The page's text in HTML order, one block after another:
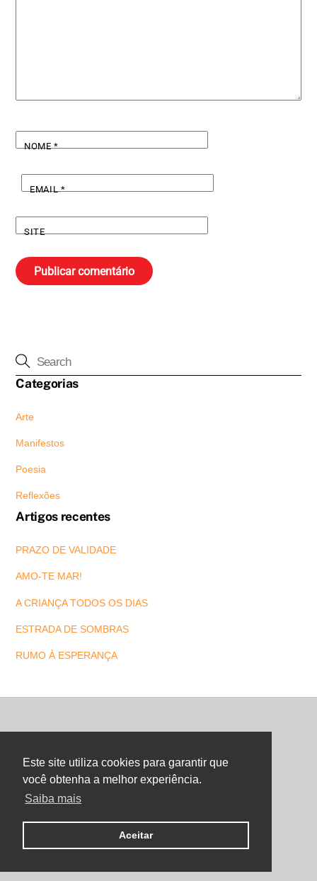
Este site utiliza cookies para garantir que
você obtenha a melhor experiência.
Saiba mais
Aceitar
NOME*
EMAIL*
SITE
Categorias
Arte
Manifestos
Poesia
Reflexões
Artigos recentes
PRAZO DE VALIDADE
AMO-TE MAR!
A CRIANÇA TODOS OS DIAS
ESTRADA DE SOMBRAS
RUMO À ESPERANÇA
Back
Top